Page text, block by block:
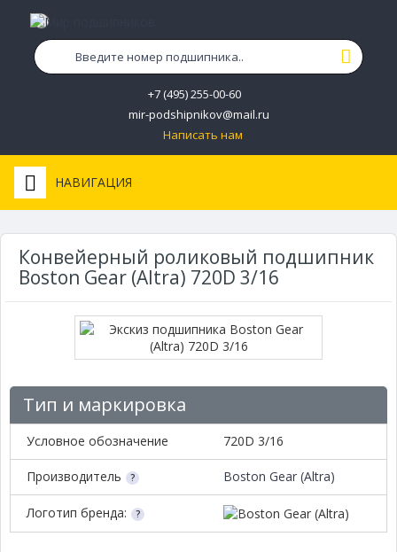
+7 (495) 255-00-60
mir-podshipnikov@mail.ru
Написать нам
НАВИГАЦИЯ
Конвейерный роликовый подшипник
Boston Gear (Altra) 720D 3/16
Тип и маркировка
Условное обозначение 720D 3/16
Производитель Boston Gear (Altra)
Логотип бренда: